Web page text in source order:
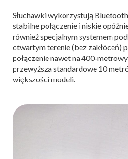
Słuchawki wykorzystują
stabilne połączenie i niskie
również specjalnym systemem
otwartym terenie (bez zakłóceń)
połączenie nawet na 400-
przewyższa standardowe 10
większości modeli.